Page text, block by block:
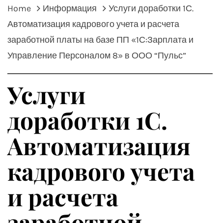
Home Информация
Услуги доработки 1С.
Автоматизация кадрового учета и расчета
заработной платы на базе ПП «1С:Зарплата и
Управление Персоналом 8» в ООО “Пульс”
Услуги
доработки 1С.
Автоматизация
кадрового учета
и расчета